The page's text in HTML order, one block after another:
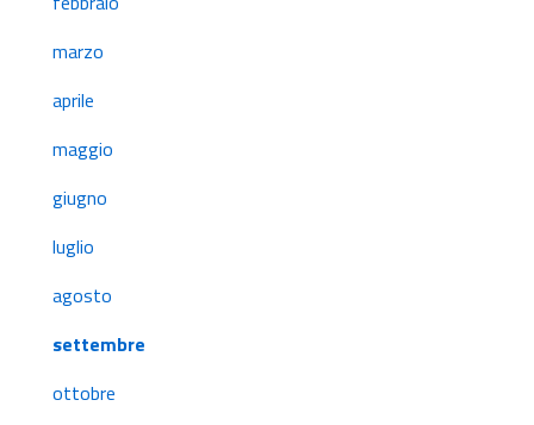
marzo
aprile
maggio
giugno
luglio
agosto
settembre
ottobre